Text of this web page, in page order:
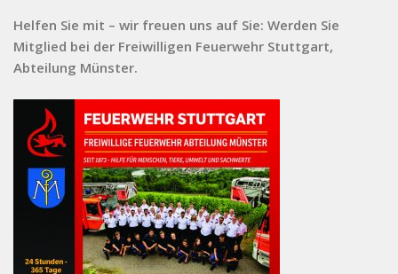
Helfen Sie mit – wir freuen uns auf Sie: Werden Sie
Mitglied bei der Freiwilligen Feuerwehr Stuttgart,
Abteilung Münster.